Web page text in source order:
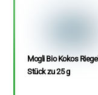
Mogli Bio Kokos
Stück zu 25 g